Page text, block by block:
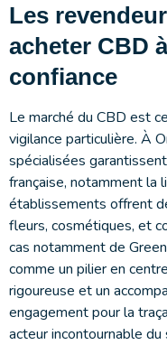
Les
acheter CBD
confiance
Le marché du CBD est
vigilance particulière. À
spécialisées
française, notamment la
établissements offrent
fleurs, cosmétiques, et
cas notamment de
comme un pilier en
rigoureuse et un
engagement pour la
acteur incontournable du